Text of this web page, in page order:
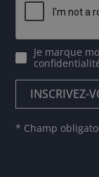
Je marque
* Champ